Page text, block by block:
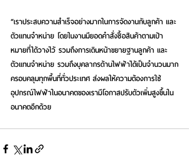
“เราประสบความสำเร็จอย่างมากในการจัดงานกับลูกค้า และ
ตัวแทนจำหน่าย โดยในงานมียอดคำสั่งซื้อสินค้าตามเป้า
หมายที่ได้วางไว้ รวมถึงการเดินหน้าขยายฐานลูกค้า และ
ตัวแทนจำหน่าย รวมถึงบุคลากรด้านไฟฟ้าได้เป็นจำนวนมาก
ครอบคลุมทุกพื้นที่ทั่วประเทศ ส่งผลให้ความต้องการใช้
อุปกรณ์ไฟฟ้าในอนาคตของเรามีโอกาสปรับตัวเพิ่มสูงขึ้นใน
อนาคตอีกด้วย